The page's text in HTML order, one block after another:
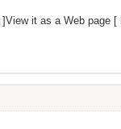
]View it as a Web page [